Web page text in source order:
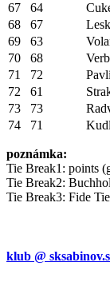
67
64
68
67
69
63
70
68
71
72
72
61
73
73
74
71
poznámka:
Tie Break1: points
Tie Break2:
Tie Break3: Fide
klub @